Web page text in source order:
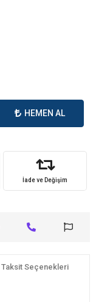
HEMEN AL
İade ve Değişim
Taksit Seçenekleri